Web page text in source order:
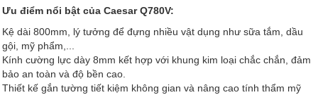
Ưu điểm nổi bật của Caesar Q780V:
Kệ dài 800mm, lý tưởng để đựng nhiều vật dụng như sữa tắm, dầu
gội, mỹ phẩm,...
Kính cường lực dày 8mm kết hợp với khung kim loại chắc chắn, đảm
bảo an toàn và độ bền cao.
Thiết kế gắn tường tiết kiệm không gian và nâng cao tính thẩm mỹ